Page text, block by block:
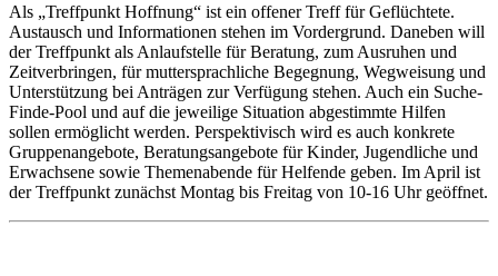
Als „Treffpunkt Hoffnung“ ist ein offener Treff für Geflüchtete.
Austausch und Informationen stehen im Vordergrund. Daneben will
der Treffpunkt als Anlaufstelle für Beratung, zum Ausruhen und
Zeitverbringen, für muttersprachliche Begegnung, Wegweisung und
Unterstützung bei Anträgen zur Verfügung stehen. Auch ein Suche-
Finde-Pool und auf die jeweilige Situation abgestimmte Hilfen
sollen ermöglicht werden. Perspektivisch wird es auch konkrete
Gruppenangebote, Beratungsangebote für Kinder, Jugendliche und
Erwachsene sowie Themenabende für Helfende geben. Im April ist
der Treffpunkt zunächst Montag bis Freitag von 10-16 Uhr geöffnet.